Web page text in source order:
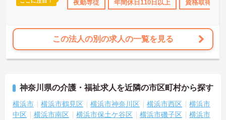
年間休日110日以上 資格取得サポート 研修制度あり
夜勤専従 年間休日110日以上 資格取得サポ
この法人の別の求人の一覧を見る
神奈川県の介護・福祉求人を近隣の市区町村から探す
横浜市 横浜市鶴見区 横浜市神奈川区 横浜市西区
横浜市
中区
横浜市南区 横浜市保土ケ谷区 横浜市磯子区
横浜市